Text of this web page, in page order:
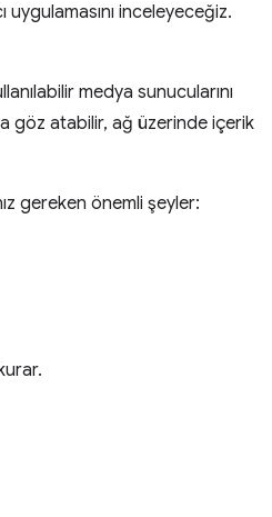
inceleyeceğiz.
medya sunucularını
göz atabilir, ağ üzerinde içerik
gereken önemli şeyler: